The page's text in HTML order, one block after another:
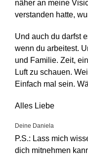
näher an meine
verstanden hatte,
Und auch du darfst
wenn du arbeitest.
und Familie. Zeit,
Luft zu schauen.
Einfach mal sein.
Alles Liebe
Deine Daniela
P.S.: Lass mich
dich mitnehmen